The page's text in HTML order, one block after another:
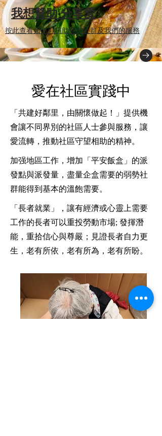
​我想贊助 分享愛
按此查看如何可捐助弱勢社群及我們的服務
愛在社區實踐中
「共建好鄰里，由關懷做起！」提供機
會讓不同界別的社區人士參與服務，讓
愛流轉，推動社區守望相助的精神。
加强地區工作，增加「平安飯盒」的派
發點與派發量，盡量企盒需要的弱勢社
群能得到基本的溫飽需要。
「長者就業」，讓有經濟或心靈上需要
工作的長者可以重投勞動市場; 發揮潛
能，重拾信心與尊嚴；見證長者自力更
生，老有所依，老有所為，老有所盼。